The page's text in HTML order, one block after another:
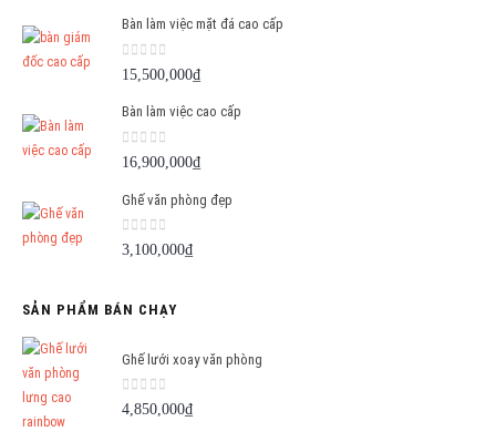
Bàn làm việc mặt đá cao cấp
0 out of 5
15,500,000₫
Bàn làm việc cao cấp
0out of 5
16,900,000₫
Ghế văn phòng đẹp
0 out of 5
3,100,000₫
SẢN PHẨM BÁN CHẠY
Ghế lưới xoay văn phòng
0 out of 5
4,850,000₫